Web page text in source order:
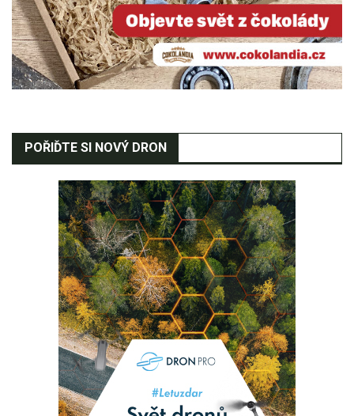
POŘIĎTE SI NOVÝ DRON